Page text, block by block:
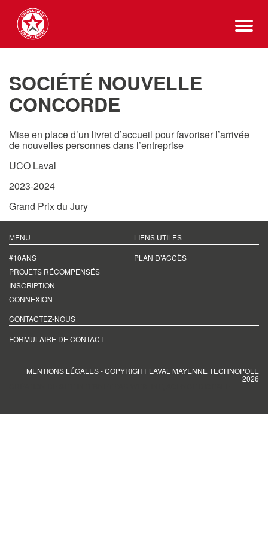
SOCIÉTÉ NOUVELLE
CONCORDE
Mise en place d’un livret d’accueil pour favoriser l’arrivée
de nouvelles personnes dans l’entreprise
UCO Laval
2023-2024
Grand Prix du Jury
MENU
#10ANS
PROJETS RÉCOMPENSÉS
INSCRIPTION
CONNEXION
LIENS UTILES
PLAN D’ACCÈS
CONTACTEZ-NOUS
FORMULAIRE DE CONTACT
MENTIONS LÉGALES- COPYRIGHT LAVAL MAYENNE TECHNOPOLE
2026